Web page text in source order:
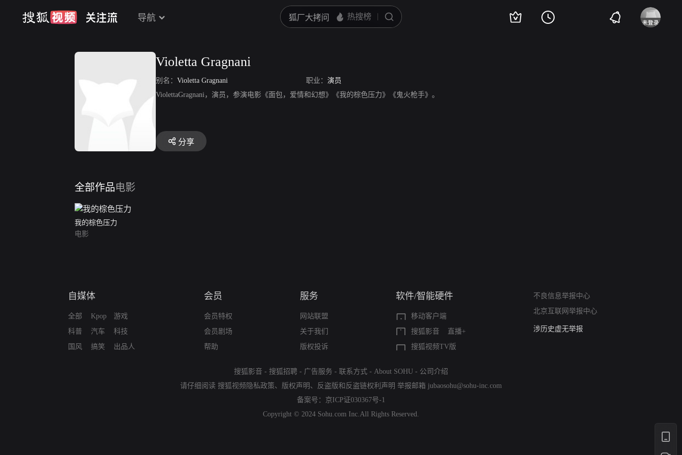
导航
Violetta Gragnani
别名： Violetta Gragnani 职业： 演员
ViolettaGragnani，演员，参演电影《面包，爱情和幻想》《我的棕色压力》《鬼火枪手》。
分享
全部作品电影
我的棕色压力
电影
自媒体
全部
科普
国风
Kpop
汽车
搞笑
游戏
科技
出品人
会员
会员特权
会员剧场
帮助
服务
网站联盟
关于我们
版权投诉
软件/智能硬件
移动客户端
搜狐影音
直播+
搜狐视频TV版
不良信息举报中心
北京互联网举报中心
亚运会举报专区
涉历史虚无举报
搜狐影音 - 搜狐招聘 - 广告服务 - 联系方式 - About SOHU - 公司介绍
请仔细阅读 搜狐视频隐私政策、 版权声明 、 反盗版和反盗链权利声明 举报邮箱 jubaosohu@sohu-inc.com
备案号： 京ICP证030367号-1
Copyright © 2024 Sohu.com Inc.All Rights Reserved.